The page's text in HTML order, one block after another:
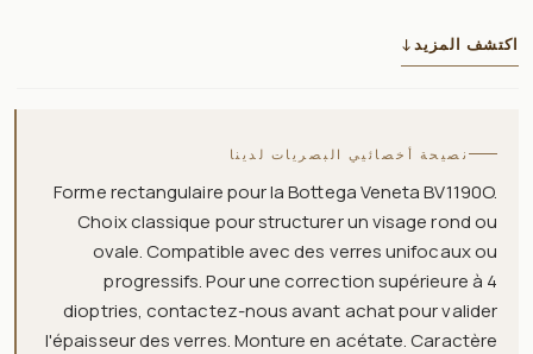
اكتشف المزيد↓
نصيحة أخصائيي البصريات لدينا
Forme rectangulaire pour la Bottega Veneta BV1190O.
Choix classique pour structurer un visage rond ou
ovale. Compatible avec des verres unifocaux ou
progressifs. Pour une correction supérieure à 4
dioptries, contactez-nous avant achat pour valider
l'épaisseur des verres. Monture en acétate. Caractère